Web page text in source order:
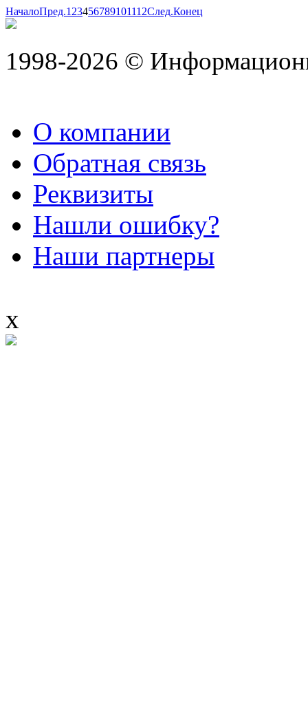
НачалоПред.1 23456789101112След.Конец
1998-2026 ©
О компании
Обратная связь
Реквизиты
Нашли ошибку?
Наши партнеры
x